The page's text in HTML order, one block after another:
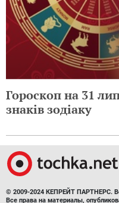
Гороскоп на 31
знаків зодіаку
© 2009-2024 КЕПРЕЙТ ПАРТНЕРС.
Все права на материалы,